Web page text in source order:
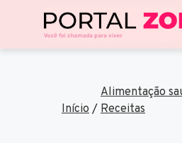
Início /
Alimentação
Receitas